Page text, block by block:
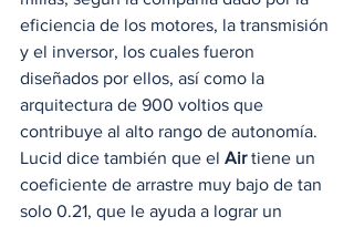
eficiencia de los motores, la transmisión
y el inversor, los cuales fueron
diseñados por ellos, así como la
arquitectura de 900 voltios que
contribuye al alto rango de autonomía.
Lucid dice también que el Air tiene un
coeficiente de arrastre muy bajo de tan
solo 0.21, que le ayuda a lograr un